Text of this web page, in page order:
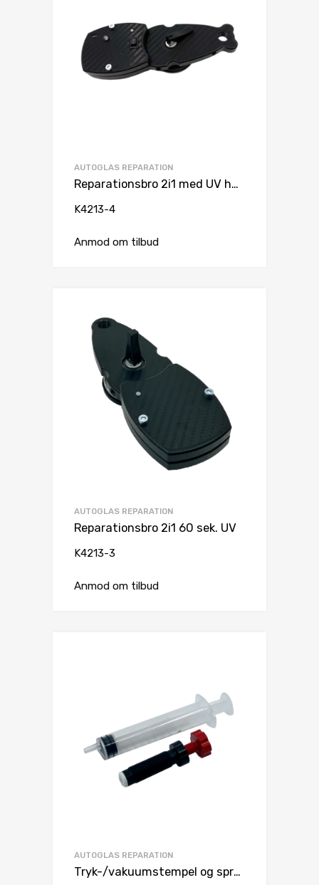
AUTOGLAS REPARATION
Reparationsbro 2i1 med UV hærdning under tryk 60 sek. UV
K4213-4
Anmod om tilbud
AUTOGLAS REPARATION
Reparationsbro 2i1 60 sek. UV
K4213-3
Anmod om tilbud
AUTOGLAS REPARATION
Tryk-/vakuumstempel og sprøjte